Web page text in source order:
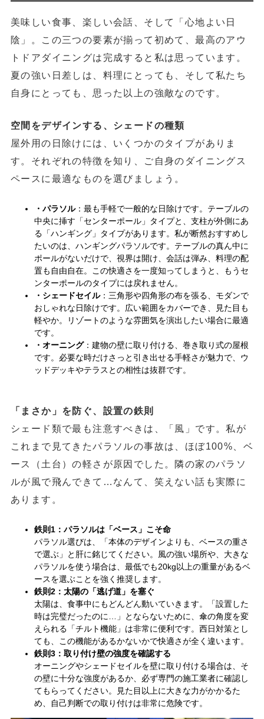
美味しい食事、楽しい会話、そして「心地よい日
陰」。この三つの要素が揃って初めて、最高のアウ
トドアダイニングは完成すると私は思っています。
夏の強い日差しは、料理にとっても、そして私たち
自身にとっても、思った以上の強敵なのです。
空間をデザインする、シェードの種類
屋外用の日除けには、いくつかのタイプがありま
す。それぞれの特徴を知り、ご自身のダイニングス
ペースに最適なものを選びましょう。
・パラソル：最も手軽で一般的な日除けです。テーブルの
中央に挿す「センターポール」タイプと、支柱が外側にあ
る「ハンギング」タイプがあります。 私が断然おすすめし
たいのは、ハンギングパラソルです。テーブルの真ん中に
ポールがないだけで、視界は開け、会話は弾み、料理の配
置も自由自在。この快適さを一度知ってしまうと、もうセ
ンターポールのタイプには戻れません。
・シェードセイル：三角形や四角形の布を張る、モダンで
おしゃれな日除けです。広い範囲をカバーでき、見た目も
軽やか。リゾートのような雰囲気を演出したい場合に最適
です。
・ オーニング：建物の壁に取り付ける、巻き取り式の屋根
です。必要な時だけさっと引き出せる手軽さが魅力で、ウ
ッドデッキやテラスとの相性は抜群です。
「まさか」を防ぐ、設置の鉄則
シェード類で最も注意すべきは、「風」です。私が
これまで見てきたパラソルの事故は、ほぼ100%、ベ
ース（土台）の軽さが原因でした。隣の家のパラソ
ルが風で飛んできて…なんて、笑えない話も実際に
あります。
鉄則1：パラソルは「ベース」こそ命
パラソル選びは、「本体のデザインよりも、ベースの重さ
で選ぶ」と肝に銘じてください。風の強い場所や、大きな
パラソルを使う場合は、最低でも20kg以上の重量があるベ
ースを選ぶことを強く推奨します。
鉄則2：太陽の「逃げ道」を塞ぐ
太陽は、食事中にもどんどん動いていきます。「設置した
時は完璧だったのに…」とならないために、傘の角度を変
えられる「チルト機能」は非常に便利です。西日対策とし
ても、この機能があるかないかで快適さが全く違います。
鉄則3：取り付け壁の強度を確認する
オーニングやシェードセイルを壁に取り付ける場合は、そ
の壁に十分な強度があるか、必ず専門の施工業者に確認し
てもらってください。見た目以上に大きな力がかかるた
め、自己判断での取り付けは非常に危険です。